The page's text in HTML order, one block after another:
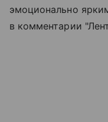
эмоционально
в комментарии